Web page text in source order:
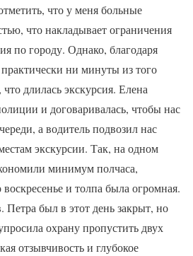
что у меня больные
что накладывает ограничения
по городу. Однако, благодаря
ни минуты из того
длилась экскурсия. Елена
и договаривалась, чтобы нас
а водитель подвозил нас
экскурсии. Так, на одном
минимум полчаса,
и толпа была огромная.
Петра был в этот день закрыт, но
охрану пропустить двух
отзывчивость и глубокое